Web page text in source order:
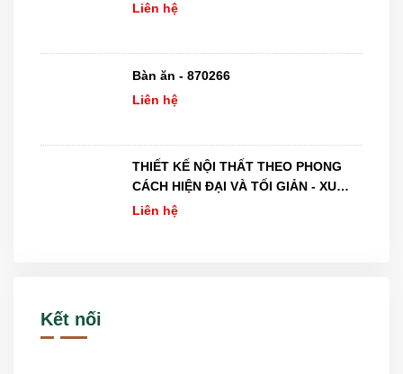
Liên hệ
Bàn ăn - 870266
Liên hệ
THIẾT KẾ NỘI THẤT THEO PHONG
CÁCH HIỆN ĐẠI VÀ TỐI GIẢN - XU
HƯỚNG MỚI NHẤT NĂM 2026
Liên hệ
Kết nối